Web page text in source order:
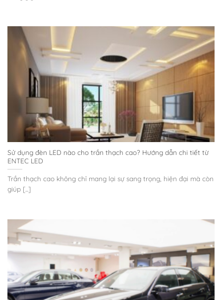
Sử dụng đèn LED nào cho trần thạch cao? Hướng dẫn chi tiết từ
ENTEC LED
Trần thạch cao không chỉ mang lại sự sang trọng, hiện đại mà còn
giúp [...]